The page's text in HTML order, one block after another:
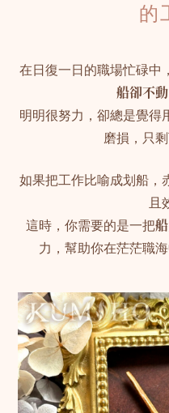
的
在日復一日的職場忙碌中
船卻不動
明明很努力，卻總是覺得
磨損，只
如果把工作比喻成划船，
且
這時，你需要的是一把
力，幫助你在茫茫職